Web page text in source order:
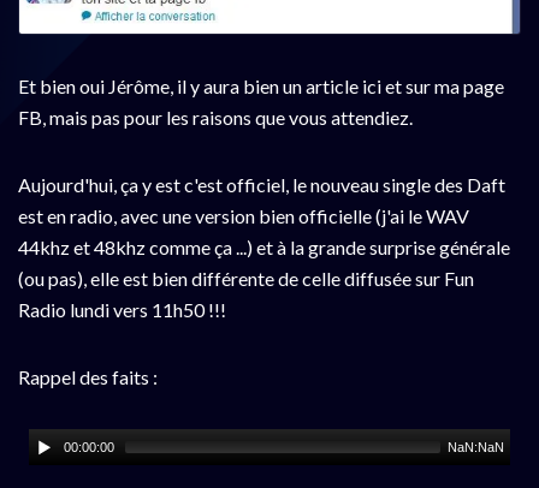
Et bien oui Jérôme, il y aura bien un article ici et sur ma page
FB, mais pas pour les raisons que vous attendiez.
Aujourd'hui, ça y est c'est officiel, le nouveau single des Daft
est en radio, avec une version bien officielle (j'ai le WAV
44khz et 48khz comme ça ...) et à la grande surprise générale
(ou pas), elle est bien différente de celle diffusée sur Fun
Radio lundi vers 11h50 !!!
Rappel des faits :
00:00:00 NaN:NaN